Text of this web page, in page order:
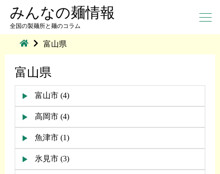
みんなの麺情報
全国の製麺所と麺のコラム
富山県
富山県
富山市 (4)
高岡市 (4)
魚津市 (1)
氷見市 (3)